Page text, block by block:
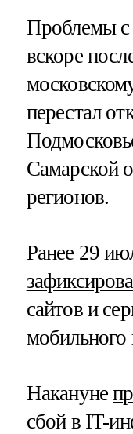
Проблемы с
вскоре
перестал
Самарской
регионов.
Ранее 29
сайтов и
Накануне
сбой в IT-